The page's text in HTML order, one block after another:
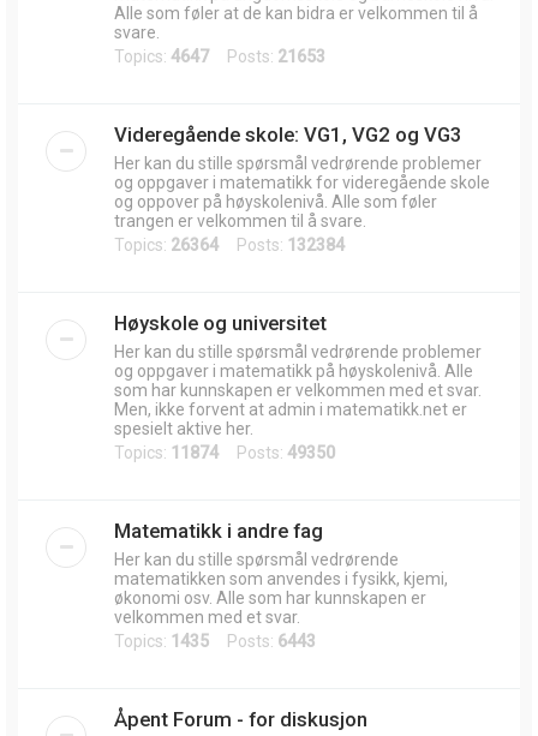
Alle som føler at de kan bidra er velkommen til å
svare.
Topics: 4647Posts: 21653
Videregående skole: VG1, VG2 og VG3
Her kan du stille spørsmål vedrørende problemer
og oppgaver i matematikk for videregående skole
og oppover på høyskolenivå. Alle som føler
trangen er velkommen til å svare.
Topics: 26364 Posts: 132384
Høyskole og universitet
Her kan du stille spørsmål vedrørende problemer
og oppgaver i matematikk på høyskolenivå. Alle
som har kunnskapen er velkommen med et svar.
Men, ikke forvent at admin i matematikk.net er
spesielt aktive her.
Topics: 11874 Posts: 49350
Matematikk i andre fag
Her kan du stille spørsmål vedrørende
matematikken som anvendes i fysikk, kjemi,
økonomi osv. Alle som har kunnskapen er
velkommen med et svar.
Topics: 1435 Posts: 6443
Åpent Forum - for diskusjon